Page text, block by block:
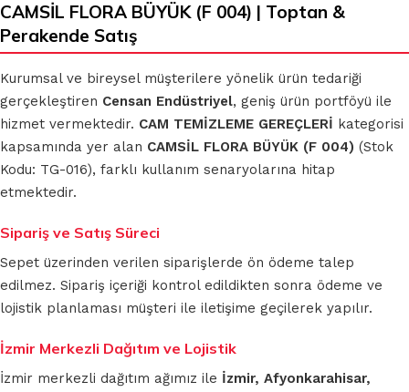
CAMSİL FLORA BÜYÜK (F 004) | Toptan &
Perakende Satış
Kurumsal ve bireysel müşterilere yönelik ürün tedariği
gerçekleştiren Censan Endüstriyel, geniş ürün portföyü ile
hizmet vermektedir. CAM TEMİZLEME GEREÇLERİ kategorisi
kapsamında yer alan CAMSİL FLORA BÜYÜK (F 004) (Stok
Kodu: TG-016), farklı kullanım senaryolarına hitap
etmektedir.
Sipariş ve Satış Süreci
Sepet üzerinden verilen siparişlerde ön ödeme talep
edilmez. Sipariş içeriği kontrol edildikten sonra ödeme ve
lojistik planlaması müşteri ile iletişime geçilerek yapılır.
İzmir Merkezli Dağıtım ve Lojistik
İzmir merkezli dağıtım ağımız ile İzmir, Afyonkarahisar,